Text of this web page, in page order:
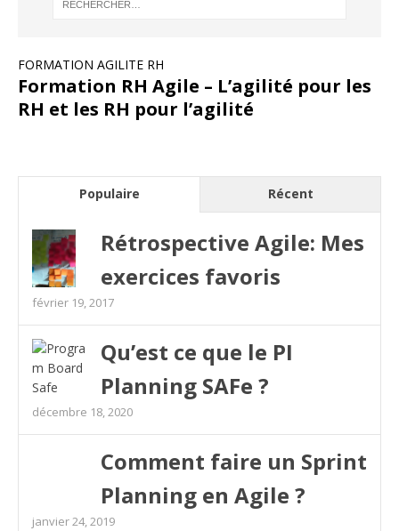
FORMATION AGILITE RH
Formation RH Agile – L’agilité pour les
RH et les RH pour l’agilité
Populaire Récent
Rétrospective Agile: Mes
exercices favoris
février 19, 2017
Qu’est ce que le PI
Planning SAFe ?
décembre 18, 2020
Comment faire un Sprint
Planning en Agile ?
janvier 24, 2019